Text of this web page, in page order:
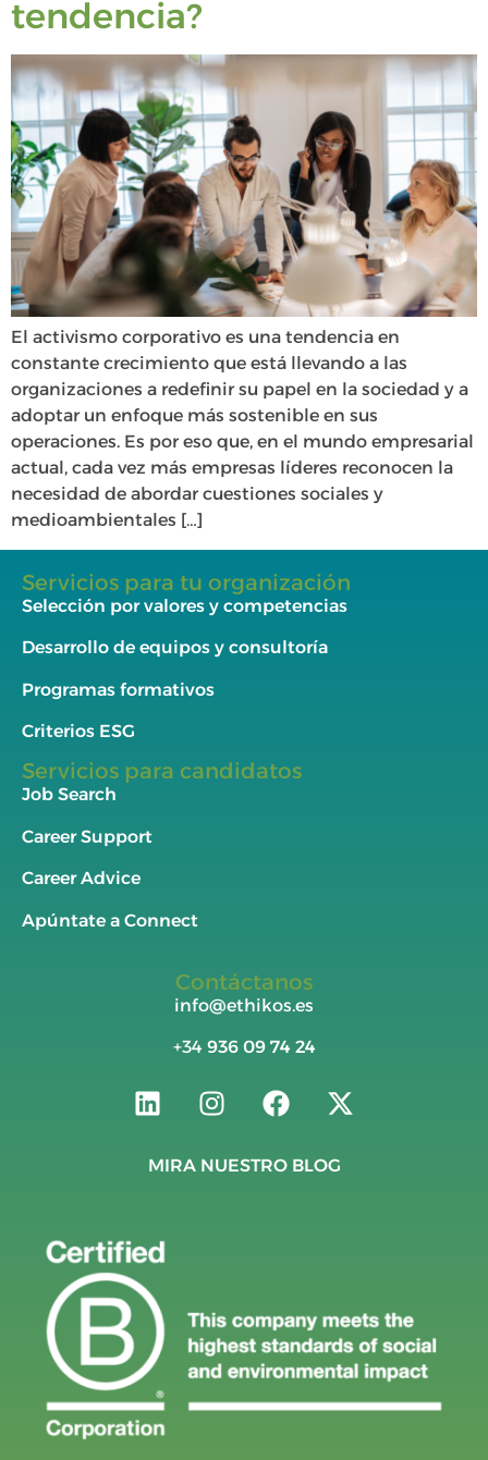
tendencia?
El activismo corporativo es una tendencia en
constante crecimiento que está llevando a las
organizaciones a redefinir su papel en la sociedad y a
adoptar un enfoque más sostenible en sus
operaciones. Es por eso que, en el mundo empresarial
actual, cada vez más empresas líderes reconocen la
necesidad de abordar cuestiones sociales y
medioambientales […]
Servicios para tu organización
Selección por valores y competencias
Desarrollo de equipos y consultoría
Programas formativos
Criterios ESG
Servicios para candidatos
Job Search
Career Support
Career Advice
Apúntate a Connect
Contáctanos
info@ethikos.es
+34 936 09 74 24
MIRA NUESTRO BLOG